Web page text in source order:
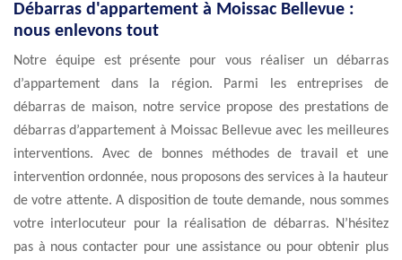
Débarras d'appartement à Moissac Bellevue :
nous enlevons tout
Notre équipe est présente pour vous réaliser un débarras
d’appartement dans la région. Parmi les entreprises de
débarras de maison, notre service propose des prestations de
débarras d’appartement à Moissac Bellevue avec les meilleures
interventions. Avec de bonnes méthodes de travail et une
intervention ordonnée, nous proposons des services à la hauteur
de votre attente. A disposition de toute demande, nous sommes
votre interlocuteur pour la réalisation de débarras. N’hésitez
pas à nous contacter pour une assistance ou pour obtenir plus